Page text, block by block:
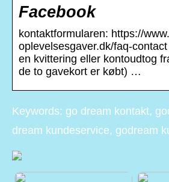
Facebook
kontaktformularen: https://www.
oplevelsesgaver.dk/faq-
en kvittering eller kontoudtog
de to gavekort er købt) …
Keywords: go dream kontakt,
dream kundeservice, godream